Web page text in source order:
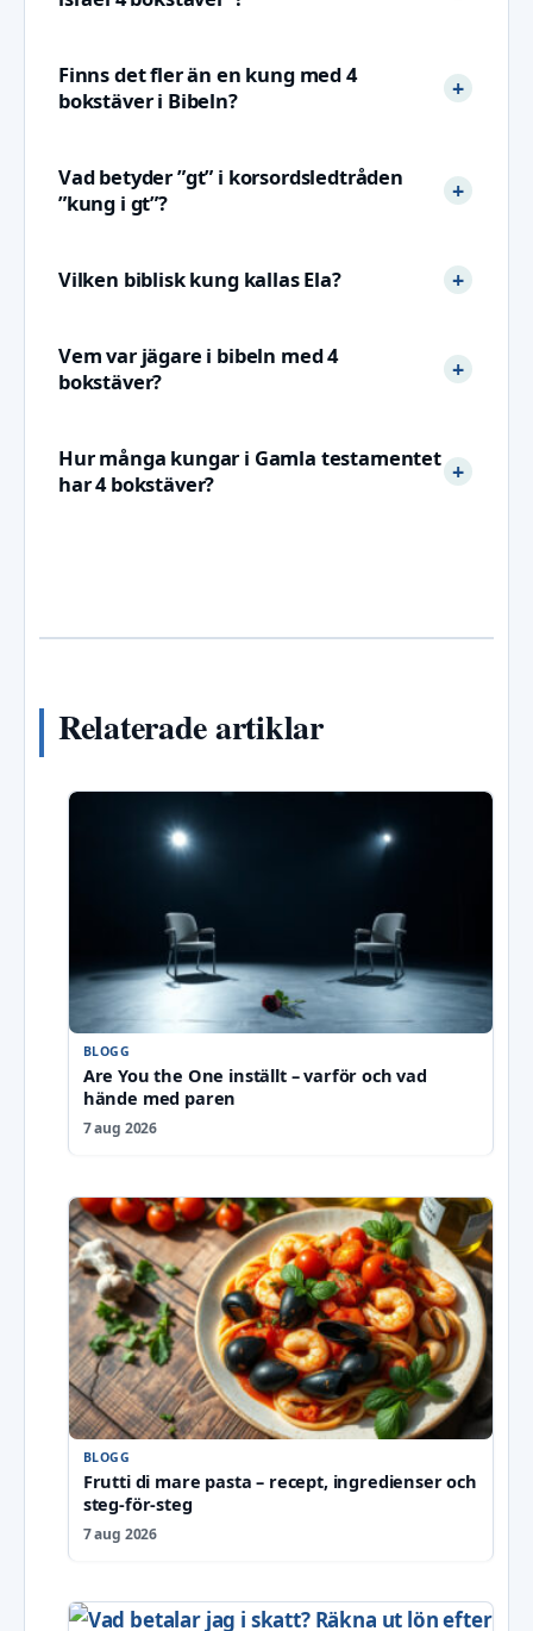
Finns det fler än en kung med 4
bokstäver i Bibeln?
Vad betyder ”gt” i korsordsledtråden
”kung i gt”?
Vilken biblisk kung kallas Ela?
Vem var jägare i bibeln med 4
bokstäver?
Hur många kungar i Gamla testamentet
har 4 bokstäver?
Relaterade artiklar
BLOGG
Are You the One inställt – varför och vad
hände med paren
7 aug 2026
BLOGG
Frutti di mare pasta – recept, ingredienser och
steg-för-steg
7 aug 2026